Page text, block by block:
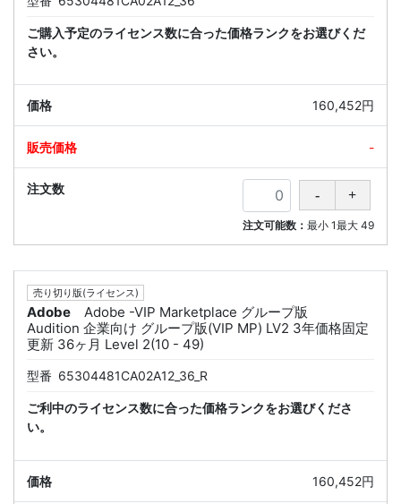
ご購入予定のライセンス数に合った価格ランクをお選びくだ
さい。
160,452円
-
注文可能数： 最小 1最大 49
売り切り版(ライセンス)
Adobe
Adobe -VIP Marketplace グループ版
Audition 企業向け グループ版(VIP MP) LV2 3年価格固定
更新 36ヶ月 Level 2(10 - 49)
型番 65304481CA02A12_36_R
ご利中のライセンス数に合った価格ランクをお選びくださ
い。
160,452円